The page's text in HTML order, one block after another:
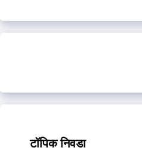
टॉपिक निवडा